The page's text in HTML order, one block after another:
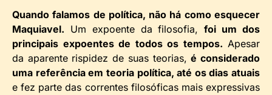
Quando falamos de política, não há como esquecer
Maquiavel. Um expoente da filosofia,foi um dos
principais expoentes de todos os tempos. Apesar
da aparente rispidez de suas teorias,é considerado
uma referência em teoria política, até os dias atuais
e fez parte das correntes filosóficas mais expressivas